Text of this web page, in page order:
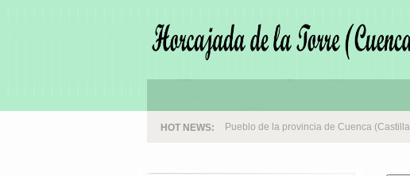
HOT NEWS: Pueblo de la provincia de Cuenca